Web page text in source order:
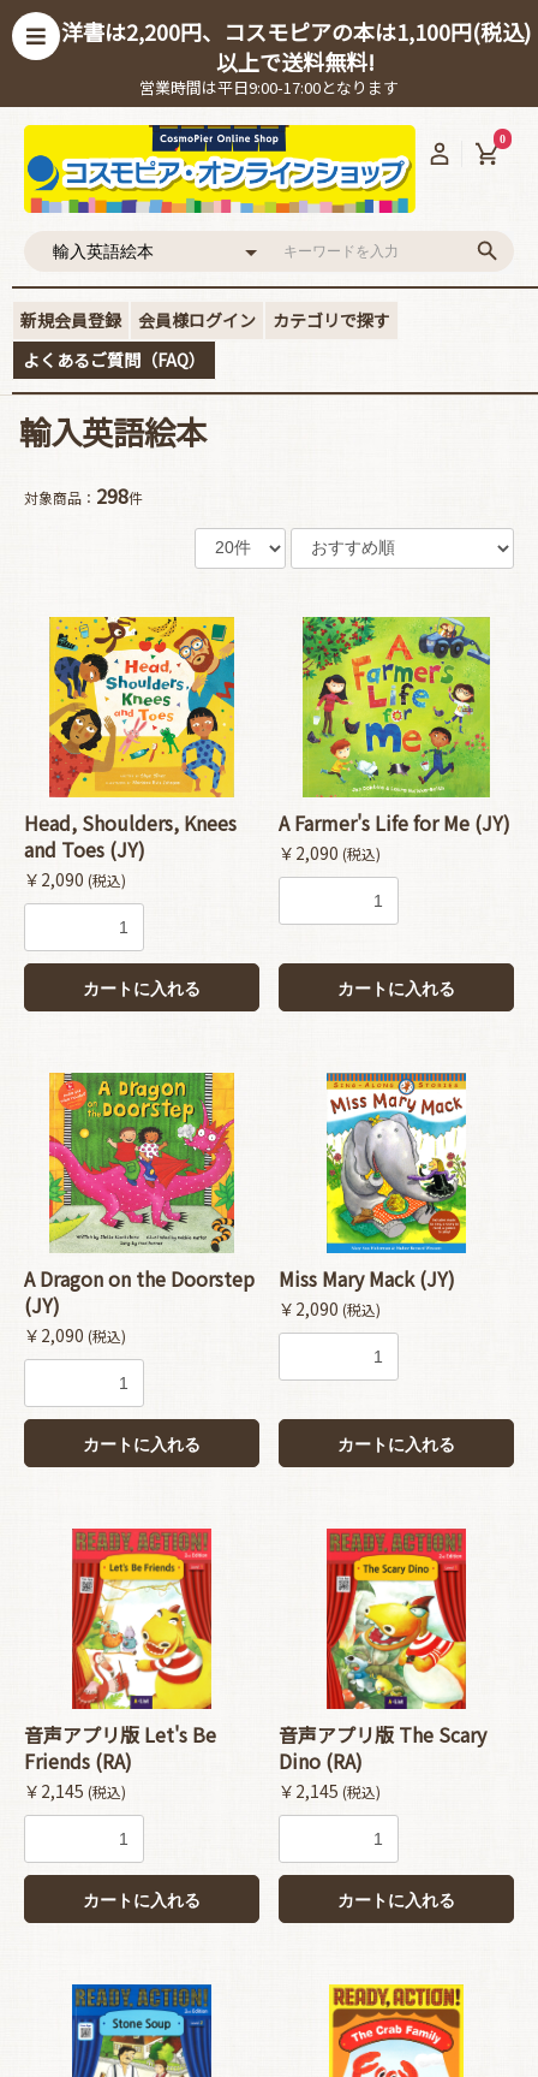
洋書は2,200円、コスモピアの本は1,100円(税込)
以上で送料無料!
営業時間は平日9:00-17:00となります
0
新規会員登録 会員様ログイン
カテゴリで探す
よくあるご質問（FAQ）
輸入英語絵本
対象商品： 298件
Head, Shoulders, Knees
and Toes (JY)
￥2,090 (税込)
カートに入れる
A Farmer's Life for Me (JY)
￥2,090 (税込)
カートに入れる
A Dragon on the Doorstep
(JY)
￥2,090 (税込)
カートに入れる
Miss Mary Mack (JY)
￥2,090 (税込)
カートに入れる
音声アプリ版 Let's Be
Friends (RA)
￥2,145 (税込)
カートに入れる
音声アプリ版 The Scary
Dino (RA)
￥2,145 (税込)
カートに入れる